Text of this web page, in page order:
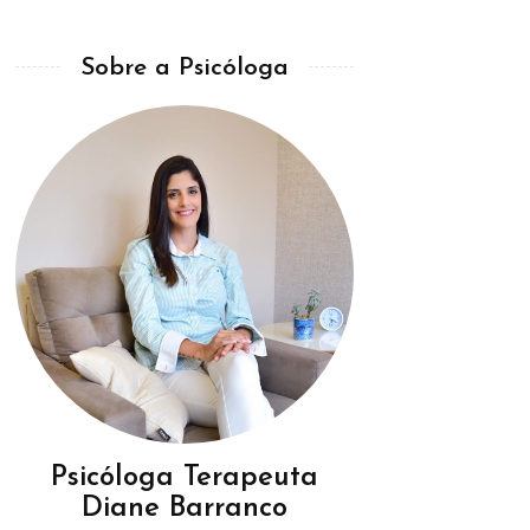
Sobre a Psicóloga
Psicóloga Terapeuta
Diane Barranco